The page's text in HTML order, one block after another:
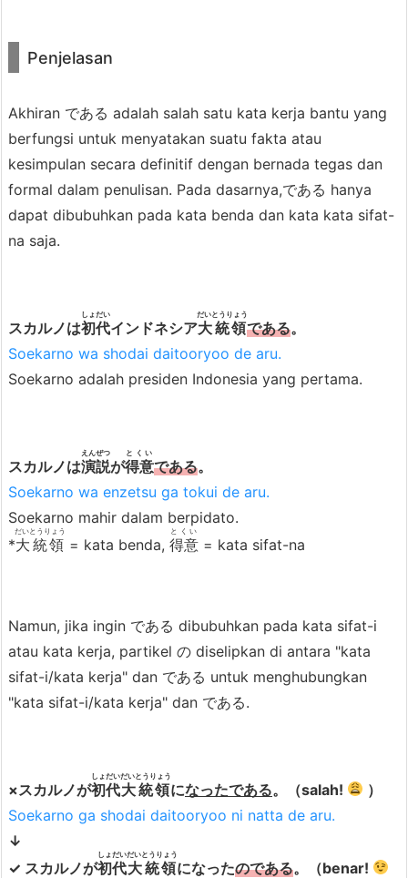
る
e
e
a
n
A
a
で
a
n
だ
n
t
h
seekor kucing, seru loh.
Inbox san kawai de aru.
Hampir benar, tapi nggak tepat. “de
aru” bisa dipake sama kata benda
atau kata sifat-na aja. Terus, bukan
“kawai” tapi “kawaii” ya.
Inbox san wa wkwkjapan no aidoru
de aru.
Kalau itu Ok. Tapi sebenarnya “de
aru” tuh bahasa tulis yang umumnya
hanya bisa dipake untuk karya tulis
atau penulisan formal lainnya aja.
Baiiik, kalo gitu sekarang aku juga
coba nulis novel berjudul “wagahai
wa wkwkjapan no aidoru de aru”.
Penjelasan
Akhiran である adalah salah satu kata kerja bantu yang
berfungsi untuk menyatakan suatu fakta atau
kesimpulan secara definitif dengan bernada tegas dan
formal dalam penulisan. Pada dasarnya,である hanya
dapat dibubuhkan pada kata benda dan kata kata sifat-
na saja.
スカルノは初代
しょだい
インドネシア大統領
だいとうりょう
である。
Soekarno wa shodai daitooryoo de aru.
Soekarno adalah presiden Indonesia yang pertama.
スカルノは演説
えんぜつ
が得意
とくい
である。
Soekarno wa enzetsu ga tokui de aru.
Soekarno mahir dalam berpidato.
*大統領
だいとうりょう
= kata benda, 得意
とくい
= kata sifat-na
Namun, jika ingin である dibubuhkan pada kata sifat-i
atau kata kerja, partikel の diselipkan di antara "kata
sifat-i/kata kerja" dan である untuk menghubungkan
"kata sifat-i/kata kerja" dan である.
×スカルノが初代
しょだい
大統領
だいとうりょう
になったである。（salah!
）
Soekarno ga shodai daitooryoo ni natta de aru.
↓
✓ スカルノが初代
しょだい
大統領
だいとうりょう
になったのである。（benar!